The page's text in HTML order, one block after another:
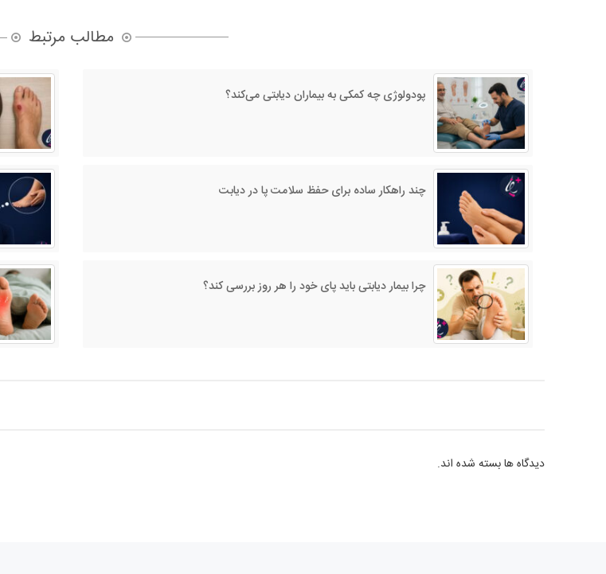
مطالب مرتبط
پودولوژی چه کمکی به بیماران دیابتی می‌کند؟
چند راهکار ساده برای حفظ سلامت پا در دیابت
چرا بیمار دیابتی باید پای خود را هر روز بررسی کند؟
دیدگاه ها بسته شده اند.